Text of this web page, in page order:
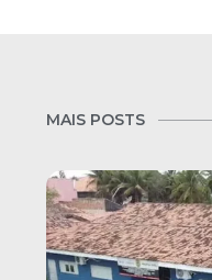
MAIS POSTS